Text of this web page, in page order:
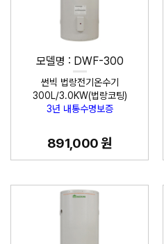
모델명 : DWF-300
썬빅 법랑전기온수기
300L/3.0KW(법랑코팅)
3년 내통수명보증
891,000 원